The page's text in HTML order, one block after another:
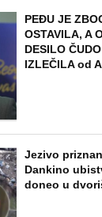
PEĐU JE
OSTAVILA, A
DESILO
IZLEČILA od
Jezivo
Dankino
doneo u